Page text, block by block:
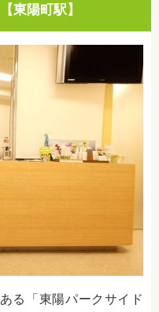
東陽町駅】
る「東陽パークサイド